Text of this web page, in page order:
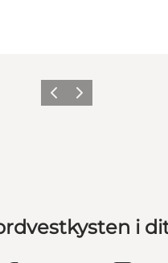
ForrigeNæste
i